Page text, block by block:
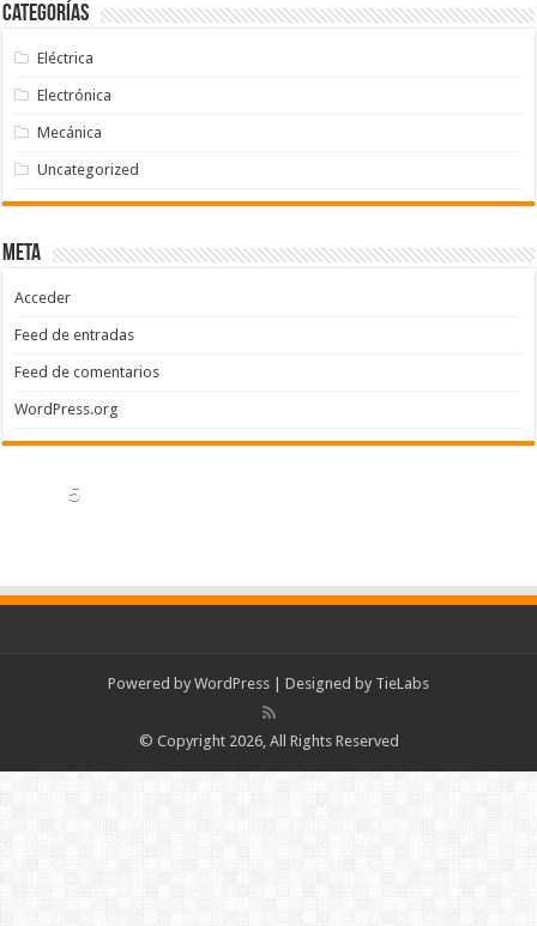
Categorías
Eléctrica
Electrónica
Mecánica
Uncategorized
Meta
Acceder
Feed de entradas
Feed de comentarios
WordPress.org
5
Powered by WordPress | Designed by TieLabs
© Copyright 2026, All Rights Reserved